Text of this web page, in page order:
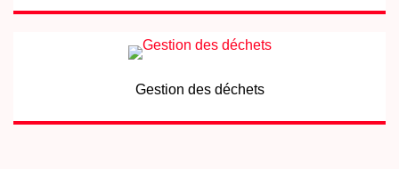
Gestion des déchets